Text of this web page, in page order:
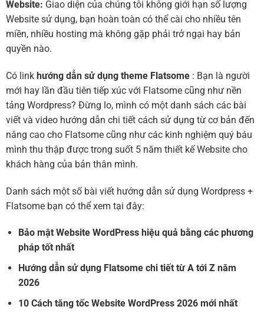
Website: Giao diện của chúng tôi không giới hạn số lượng
Website sử dụng, bạn hoàn toàn có thể cài cho nhiều tên
miền, nhiều hosting mà không gặp phải trở ngại hay bản
quyền nào.
Có link hướng dẫn sử dụng theme Flatsome : Bạn là người
mới hay lần đầu tiên tiếp xúc với Flatsome cũng như nền
tảng Wordpress? Đừng lo, mình có một danh sách các bài
viết và video hướng dẫn chi tiết cách sử dụng từ cơ bản đến
nâng cao cho Flatsome cũng như các kinh nghiệm quý báu
mình thu thập được trong suốt 5 năm thiết kế Website cho
khách hàng của bản thân mình.
Danh sách một số bài viết hướng dẫn sử dụng Wordpress +
Flatsome bạn có thể xem tại đây:
Bảo mật Website WordPress hiệu quả bằng các phương
pháp tốt nhất
Hướng dẫn sử dụng Flatsome chi tiết từ A tới Z năm
2026
10 Cách tăng tốc Website WordPress 2026 mới nhất